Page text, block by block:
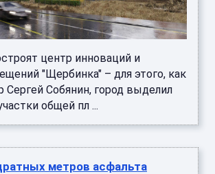
центр инноваций и
"Щербинка" – для этого, как
Сергей Собянин, город выделил
общей пл ...
метров асфальта